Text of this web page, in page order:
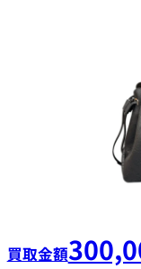
買取金額